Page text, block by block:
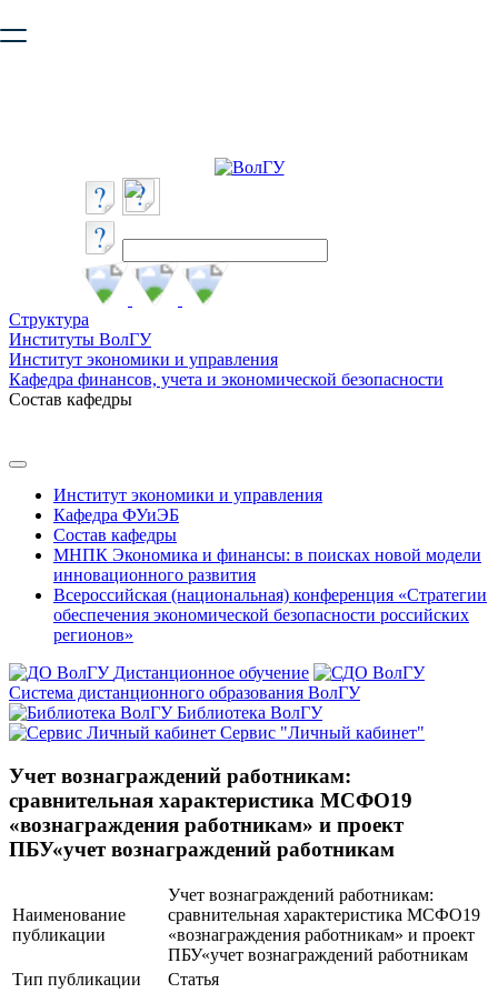
безопасную работу с сайтом. Пожалуйста
Структура
Институты ВолГУ
Институт экономики и управления
Кафедра финансов, учета и экономической безопасности
Состав кафедры
Институт экономики и управления
Кафедра ФУиЭБ
Состав кафедры
МНПК Экономика и финансы: в поисках новой модели
инновационного развития
Всероссийская (национальная) конференция «Стратегии
обеспечения экономической безопасности российских
регионов»
Дистанционное обучение
Система дистанционного образования ВолГУ
Библиотека ВолГУ
Сервис "Личный кабинет"
Учет вознаграждений работникам:
сравнительная характеристика МСФО19
«вознаграждения работникам» и проект
ПБУ«учет вознаграждений работникам
Наименование
публикации
Учет вознаграждений работникам:
сравнительная характеристика МСФО19
«вознаграждения работникам» и проект
ПБУ«учет вознаграждений работникам
Тип публикации
Статья